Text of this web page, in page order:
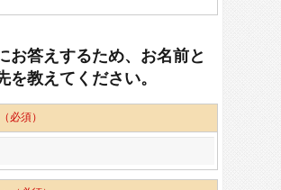
お答えするため、お名前と
を教えてください。
（必須）